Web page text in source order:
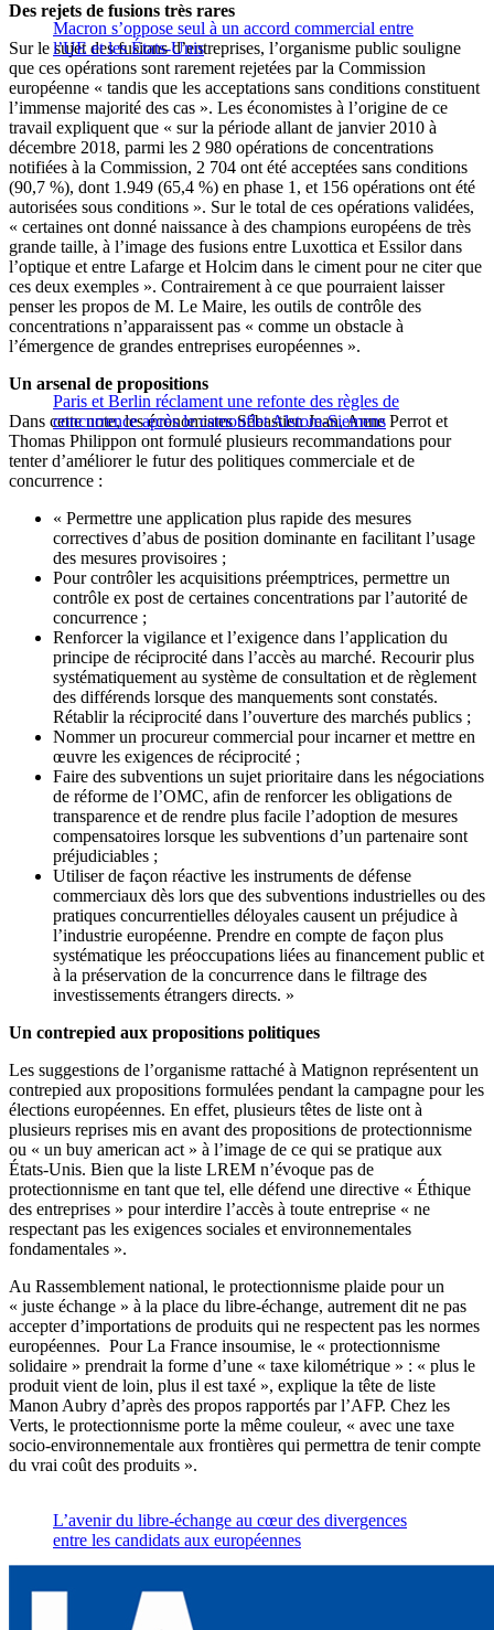
Macron s’oppose seul à un accord commercial entre
l’UE et les États-Unis
Des rejets de fusions très rares
Sur le sujet des fusions d’entreprises, l’organisme public souligne
que ces opérations sont rarement rejetées par la Commission
européenne « tandis que les acceptations sans conditions constituent
l’immense majorité des cas ». Les économistes à l’origine de ce
travail expliquent que « sur la période allant de janvier 2010 à
décembre 2018, parmi les 2 980 opérations de concentrations
notifiées à la Commission, 2 704 ont été acceptées sans conditions
(90,7 %), dont 1.949 (65,4 %) en phase 1, et 156 opérations ont été
autorisées sous conditions ». Sur le total de ces opérations validées,
« certaines ont donné naissance à des champions européens de très
grande taille, à l’image des fusions entre Luxottica et Essilor dans
l’optique et entre Lafarge et Holcim dans le ciment pour ne citer que
ces deux exemples ». Contrairement à ce que pourraient laisser
penser les propos de M. Le Maire, les outils de contrôle des
concentrations n’apparaissent pas « comme un obstacle à
l’émergence de grandes entreprises européennes ».
Paris et Berlin réclament une refonte des règles de
concurrence après le camouflet Alstom-Siemens
Un arsenal de propositions
Dans cette note, les économistes Sébastien Jean, Anne Perrot et
Thomas Philippon ont formulé plusieurs recommandations pour
tenter d’améliorer le futur des politiques commerciale et de
concurrence :
« Permettre une application plus rapide des mesures
correctives d’abus de position dominante en facilitant l’usage
des mesures provisoires ;
Pour contrôler les acquisitions préemptrices, permettre un
contrôle ex post de certaines concentrations par l’autorité de
concurrence ;
Renforcer la vigilance et l’exigence dans l’application du
principe de réciprocité dans l’accès au marché. Recourir plus
systématiquement au système de consultation et de règlement
des différends lorsque des manquements sont constatés.
Rétablir la réciprocité dans l’ouverture des marchés publics ;
Nommer un procureur commercial pour incarner et mettre en
œuvre les exigences de réciprocité ;
Faire des subventions un sujet prioritaire dans les négociations
de réforme de l’OMC, afin de renforcer les obligations de
transparence et de rendre plus facile l’adoption de mesures
compensatoires lorsque les subventions d’un partenaire sont
préjudiciables ;
Utiliser de façon réactive les instruments de défense
commerciaux dès lors que des subventions industrielles ou des
pratiques concurrentielles déloyales causent un préjudice à
l’industrie européenne. Prendre en compte de façon plus
systématique les préoccupations liées au financement public et
à la préservation de la concurrence dans le filtrage des
investissements étrangers directs. »
Un contrepied aux propositions politiques
Les suggestions de l’organisme rattaché à Matignon représentent un
contrepied aux propositions formulées pendant la campagne pour les
élections européennes. En effet, plusieurs têtes de liste ont à
plusieurs reprises mis en avant des propositions de protectionnisme
ou « un buy american act » à l’image de ce qui se pratique aux
États-Unis. Bien que la liste LREM n’évoque pas de
protectionnisme en tant que tel, elle défend une directive « Éthique
des entreprises » pour interdire l’accès à toute entreprise « ne
respectant pas les exigences sociales et environnementales
fondamentales ».
Au Rassemblement national, le protectionnisme plaide pour un
« juste échange » à la place du libre-échange, autrement dit ne pas
accepter d’importations de produits qui ne respectent pas les normes
européennes. Pour La France insoumise, le « protectionnisme
solidaire » prendrait la forme d’une « taxe kilométrique » : « plus le
produit vient de loin, plus il est taxé », explique la tête de liste
Manon Aubry d’après des propos rapportés par l’AFP. Chez les
Verts, le protectionnisme porte la même couleur, « avec une taxe
socio-environnementale aux frontières qui permettra de tenir compte
du vrai coût des produits ».
L’avenir du libre-échange au cœur des divergences
entre les candidats aux européennes